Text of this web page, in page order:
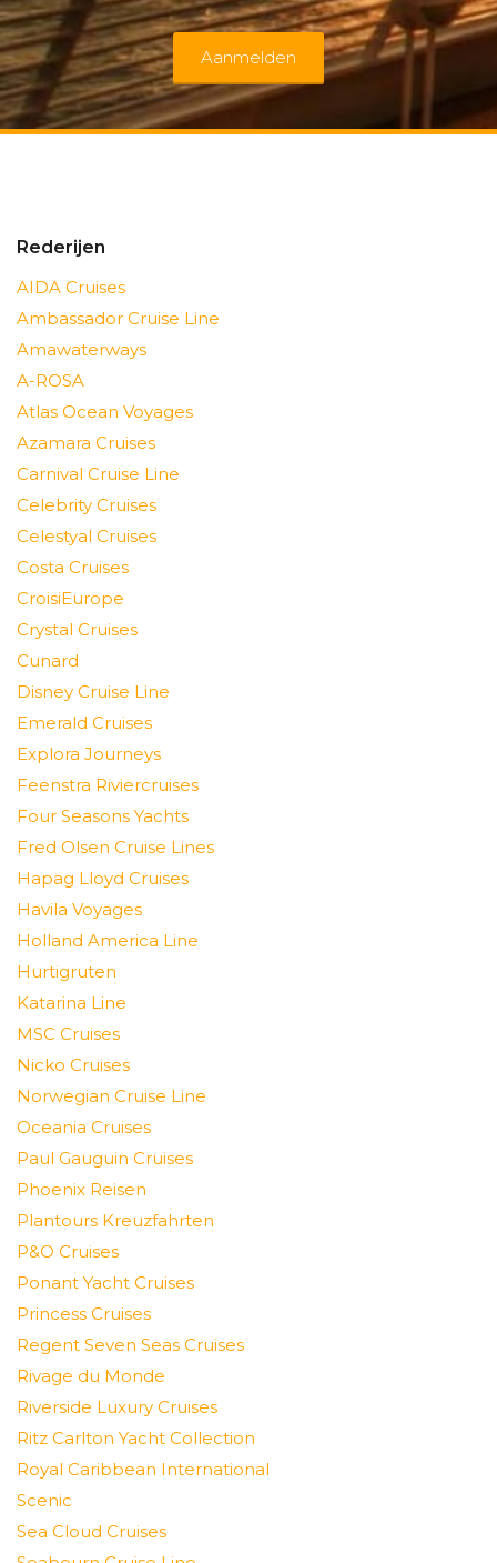
Aanmelden
Rederijen
AIDA Cruises
Ambassador Cruise Line
Amawaterways
A-ROSA
Atlas Ocean Voyages
Azamara Cruises
Carnival Cruise Line
Celebrity Cruises
Celestyal Cruises
Costa Cruises
CroisiEurope
Crystal Cruises
Cunard
Disney Cruise Line
Emerald Cruises
Explora Journeys
Feenstra Riviercruises
Four Seasons Yachts
Fred Olsen Cruise Lines
Hapag Lloyd Cruises
Havila Voyages
Holland America Line
Hurtigruten
Katarina Line
MSC Cruises
Nicko Cruises
Norwegian Cruise Line
Oceania Cruises
Paul Gauguin Cruises
Phoenix Reisen
Plantours Kreuzfahrten
P&O Cruises
Ponant Yacht Cruises
Princess Cruises
Regent Seven Seas Cruises
Rivage du Monde
Riverside Luxury Cruises
Ritz Carlton Yacht Collection
Royal Caribbean International
Scenic
Sea Cloud Cruises